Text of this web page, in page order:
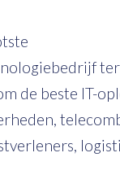
de beste IT-